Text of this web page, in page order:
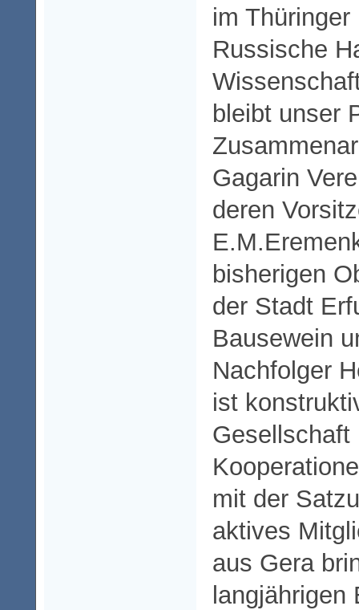
im
Russische
bleibt unser
Gagarin
deren
bisherigen
der Stadt
Bausewein
Nachfolger
ist
Gesellschaft
mit der
aktives
aus Gera
langjährigen